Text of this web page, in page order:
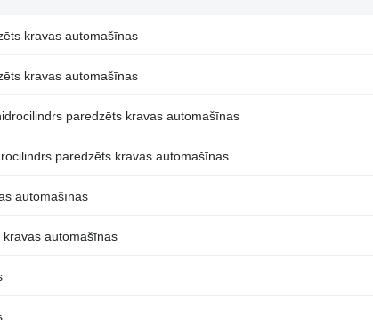
kravas automašīnas
kravas automašīnas
paredzēts kravas automašīnas
paredzēts kravas automašīnas
automašīnas
automašīnas